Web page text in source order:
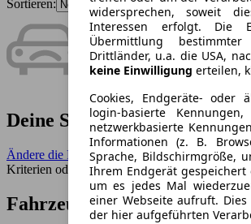
widersprechen, soweit
Interessen erfolgt. Die
Übermittlung
Drittländer, u.a. die USA,
keine Einwilligung erteilen,
Cookies, Endgeräte- oder
login-basierte
netzwerkbasierte
Informationen (z. B.
Sprache, Bildschirmgröße,
Ihrem Endgerät
um es jedes Mal
einer Webseite aufruft.
der hier aufgeführten
Sortieren:
Deine Suche ergab keine
Ändere die Filter- Benutze einen größeren
Kriterien oder entferne seltene Merkmale.
Fahrzeuge ähnlich zur